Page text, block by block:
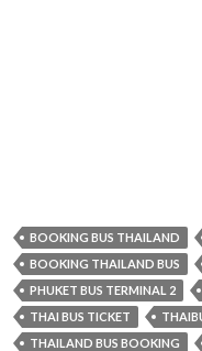
BOOKING BUS THAILAND
BOOKING THAILAND BUS
PHUKET BUS TERMINAL 2
THAI BUS TICKET
THAILAND BUS BOOKING